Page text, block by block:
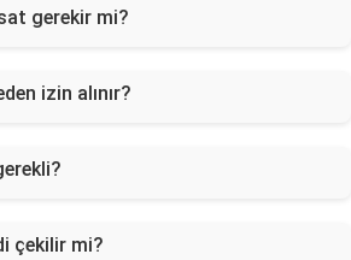
gerekir mi?
izin alınır?
çekilir mi?